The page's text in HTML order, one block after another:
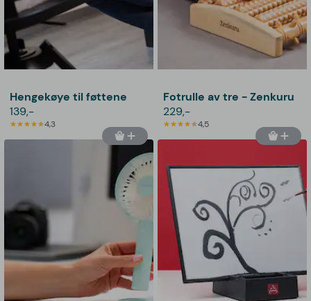
Hengekøye til føttene
139,-
4,3
Fotrulle av tre - Zenkuru
229,-
4,5